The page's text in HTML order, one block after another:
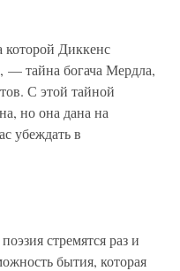
которой Диккенс
— тайна богача Мердла,
С этой тайной
но она дана на
убеждать в
стремятся раз и
бытия, которая